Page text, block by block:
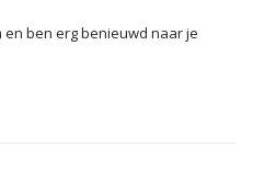
ben erg benieuwd naar je